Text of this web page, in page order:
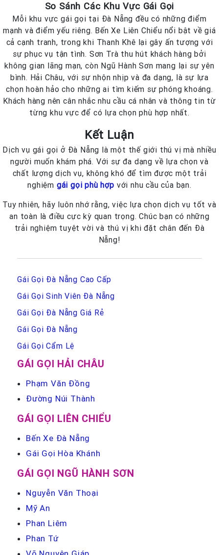
So Sánh Các Khu Vực Gái Gọi
Mỗi khu vực gái gọi tại Đà Nẵng đều có những điểm
mạnh và điểm yếu riêng. Bến Xe Liên Chiểu nổi bật về giá
cả cạnh tranh, trong khi Thanh Khê lại gây ấn tượng với
sự phục vụ tận tình. Sơn Trà thu hút khách hàng bởi
không gian lãng mạn, còn Ngũ Hành Sơn mang lại sự yên
bình. Hải Châu, với sự nhộn nhịp và đa dạng, là sự lựa
chọn hoàn hảo cho những ai tìm kiếm sự phóng khoáng.
Khách hàng nên cân nhắc nhu cầu cá nhân và thông tin từ
từng khu vực để có lựa chọn phù hợp nhất.
Kết Luận
Dịch vụ gái gọi ở Đà Nẵng là một thế giới thú vị mà nhiều
người muốn khám phá. Với sự đa dạng về lựa chọn và
chất lượng dịch vụ, không khó để tìm được một trải
nghiệm gái gọi phù hợp với nhu cầu của bạn.
Tuy nhiên, hãy luôn nhớ rằng, việc lựa chọn dịch vụ tốt và
an toàn là điều cực kỳ quan trọng. Chúc bạn có những
trải nghiệm tuyệt vời và thú vị khi đặt chân đến Đà
Nẵng!
Gái Gọi Đà Nẵng Cao Cấp
Gái Gọi Sinh Viên Đà Nẵng
Gái Gọi Đà Nẵng Giá Rẻ
Gái Gọi Đà Nẵng
Gái Gọi Cẩm Lệ
GÁI GỌI HẢI CHÂU
Phạm Văn Đồng
Đường Núi Thành
GÁI GỌI LIÊN CHIỂU
Bến Xe Đà Nẵng
Gái Gọi Hòa Khánh
GÁI GỌI NGŨ HÀNH SƠN
Nguyễn Văn Thoại
Mỹ An
Phan Liêm
Phan Tứ